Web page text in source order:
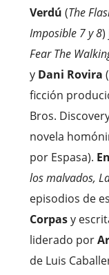
Verdú (The
Imposible 7 y 8)
Fear The
y Dani Rovira (
ficción
Bros.
novela
por Espasa).
los malvados,
episodios de
Corpasy
liderado por
de Luis